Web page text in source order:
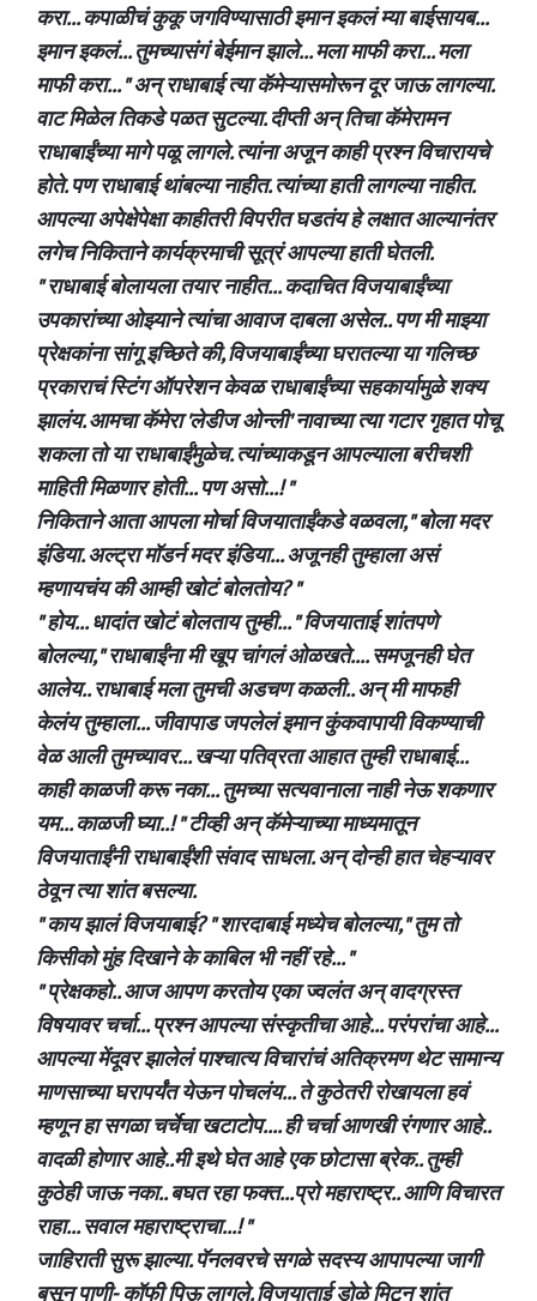
करा... कपाळीचं कुकू जगविण्यासाठी इमान इकलं म्या बाईसायब...
इमान इकलं... तुमच्यासंगं बेईमान झाले... मला माफी करा... मला
माफी करा... " अन् राधाबाई त्या कॅमेऱ्यासमोरून दूर जाऊ लागल्या.
वाट मिळेल तिकडे पळत सुटल्या. दीप्ती अन् तिचा कॅमेरामन
राधाबाईंच्या मागे पळू लागले. त्यांना अजून काही प्रश्न विचारायचे
होते. पण राधाबाई थांबल्या नाहीत. त्यांच्या हाती लागल्या नाहीत.
आपल्या अपेक्षेपेक्षा काहीतरी विपरीत घडतंय हे लक्षात आल्यानंतर
लगेच निकिताने कार्यक्रमाची सूत्रं आपल्या हाती घेतली.
" राधाबाई बोलायला तयार नाहीत... कदाचित विजयाबाईंच्या
उपकारांच्या ओझ्याने त्यांचा आवाज दाबला असेल.. पण मी माझ्या
प्रेक्षकांना सांगू इच्छिते की, विजयाबाईंच्या घरातल्या या गलिच्छ
प्रकाराचं स्टिंग ऑपरेशन केवळ राधाबाईंच्या सहकार्यामुळे शक्य
झालंय. आमचा कॅमेरा 'लेडीज ओन्ली' नावाच्या त्या गटार गृहात पोचू
शकला तो या राधाबाईंमुळेच. त्यांच्याकडून आपल्याला बरीचशी
माहिती मिळणार होती... पण असो...! "
निकिताने आता आपला मोर्चा विजयाताईंकडे वळवला," बोला मदर
इंडिया. अल्ट्रा मॉडर्न मदर इंडिया... अजूनही तुम्हाला असं
म्हणायचंय की आम्ही खोटं बोलतोय? "
" होय... धादांत खोटं बोलताय तुम्ही... " विजयाताई शांतपणे
बोलल्या," राधाबाईंना मी खूप चांगलं ओळखते.... समजूनही घेत
आलेय.. राधाबाई मला तुमची अडचण कळली.. अन् मी माफही
केलंय तुम्हाला... जीवापाड जपलेलं इमान कुंकवापायी विकण्याची
वेळ आली तुमच्यावर... खऱ्या पतिव्रता आहात तुम्ही राधाबाई...
काही काळजी करू नका... तुमच्या सत्यवानाला नाही नेऊ शकणार
यम... काळजी घ्या..! " टीव्ही अन् कॅमेऱ्याच्या माध्यमातून
विजयाताईंनी राधाबाईंशी संवाद साधला. अन् दोन्ही हात चेहऱ्यावर
ठेवून त्या शांत बसल्या.
" काय झालं विजयाबाई? " शारदाबाई मध्येच बोलल्या," तुम तो
किसीको मुंह दिखाने के काबिल भी नहीं रहे... "
" प्रेक्षकहो.. आज आपण करतोय एका ज्वलंत अन् वादग्रस्त
विषयावर चर्चा... प्रश्न आपल्या संस्कृतीचा आहे... परंपरांचा आहे...
आपल्या मेंदूवर झालेलं पाश्चात्य विचारांचं अतिक्रमण थेट सामान्य
माणसाच्या घरापर्यंत येऊन पोचलंय... ते कुठेतरी रोखायला हवं
म्हणून हा सगळा चर्चेचा खटाटोप.... ही चर्चा आणखी रंगणार आहे..
वादळी होणार आहे..मी इथे घेत आहे एक छोटासा ब्रेक.. तुम्ही
कुठेही जाऊ नका.. बघत रहा फक्त...प्रो महाराष्ट्र.. आणि विचारत
राहा... सवाल महाराष्ट्राचा...! "
जाहिराती सुरू झाल्या. पॅनलवरचे सगळे सदस्य आपापल्या जागी